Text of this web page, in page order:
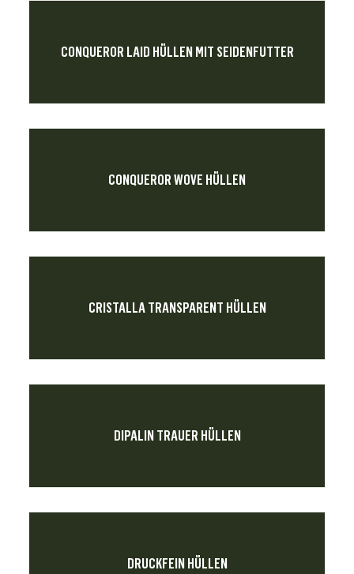
CONQUEROR LAID HÜLLEN MIT SEIDENFUTTER
CONQUEROR WOVE HÜLLEN
CRISTALLA TRANSPARENT HÜLLEN
DIPALIN TRAUER HÜLLEN
DRUCKFEIN HÜLLEN